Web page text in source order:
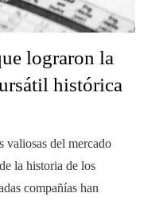
lograron la
histórica
valiosas del mercado
la historia de los
compañías han